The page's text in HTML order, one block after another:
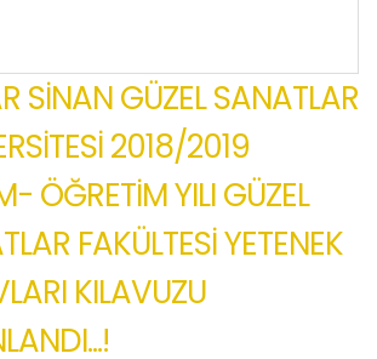
SİNAN GÜZEL SANATLAR
2018/2019
ÖĞRETİM YILI GÜZEL
FAKÜLTESİ YETENEK
KILAVUZU